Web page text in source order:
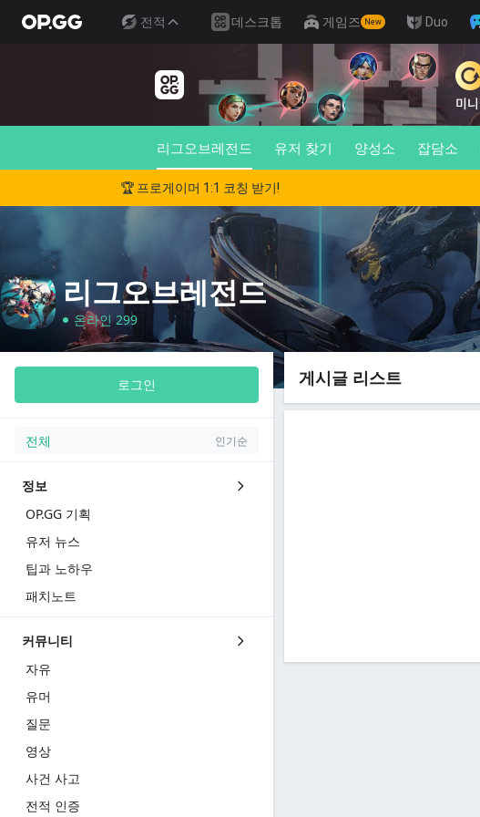
전적 데스크톱 게임즈 New Duo
리그오브레전드 유저 찾기 양성소 잡담소
🏆 프로게이머 1:1 코칭 받기!
리그오브레전드
온라인 299
로그인
전체 인기순
정보
OP.GG 기획
유저 뉴스
팁과 노하우
패치노트
커뮤니티
자유
유머
질문
영상
사건 사고
전적 인증
게시글 리스트